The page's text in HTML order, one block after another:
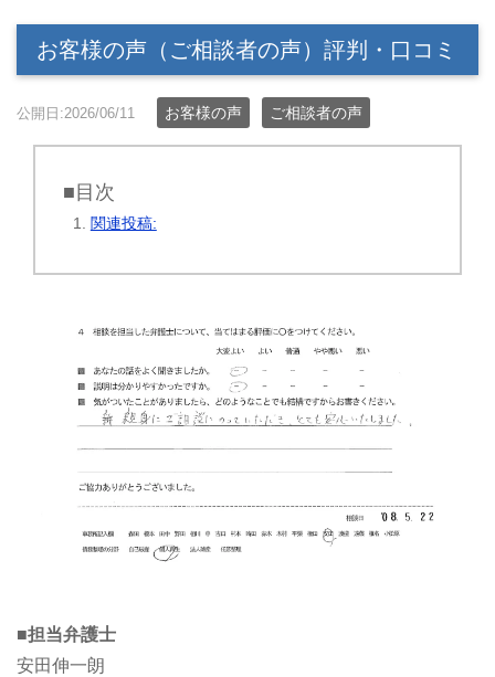
お客様の声（ご相談者の声）評判・口コミ
公開日:2026/06/11 お客様の声 ご相談者の声
■目次
関連投稿:
■担当弁護士
安田伸一朗